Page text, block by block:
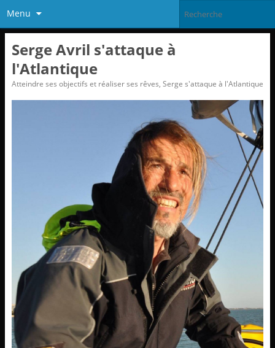
Menu
Serge Avril s'attaque à
l'Atlantique
Atteindre ses objectifs et réaliser ses rêves, Serge s'attaque à l'Atlantique